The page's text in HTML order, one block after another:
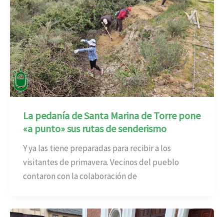
La pedanía de Santa Marina de Torre pone
«a punto» sus rutas de senderismo
Y ya las tiene preparadas para recibir a los
visitantes de primavera. Vecinos del pueblo
contaron con la colaboración de